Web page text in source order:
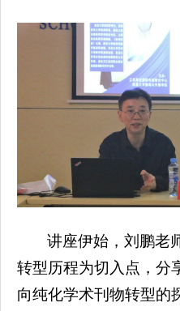
讲座伊始，刘鹏老
转型历程为切入点，分
向纯化学术刊物转型的